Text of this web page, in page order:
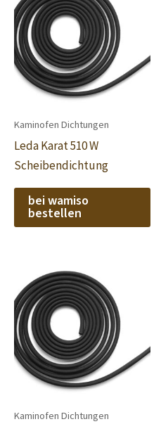
Kaminofen Dichtungen
Leda Karat 510 W
Scheibendichtung
bei wamiso
bestellen
Kaminofen Dichtungen